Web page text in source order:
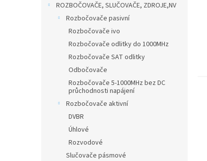
ROZBOČOVAČE, SLUČOVAČE, ZDROJE,NV
Rozbočovače pasivní
Rozbočovače ivo
Rozbočovače odlitky do 1000MHz
Rozbočovače SAT odlitky
Odbočovače
Rozbočovače 5-1000MHz bez DC
průchodnosti napájení
Rozbočovače aktivní
DVBR
Úhlové
Rozvodové
Slučovače pásmové